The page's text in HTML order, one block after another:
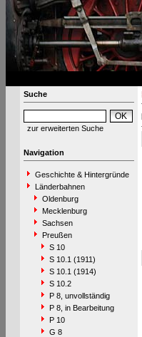
Suche
zur erweiterten Suche
Navigation
Geschichte & Hintergründe
Länderbahnen
Oldenburg
Mecklenburg
Sachsen
Preußen
S 10
S 10.1 (1911)
S 10.1 (1914)
S 10.2
P 8, unvollständig
P 8, in Bearbeitung
P 10
G 8